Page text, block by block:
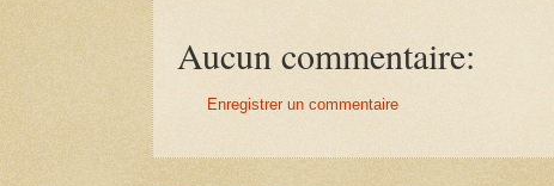
Aucun commentaire:
Enregistrer un commentaire